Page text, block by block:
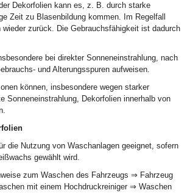
Dekorfolien kann es, z. B. durch starke
Zeit zu Blasenbildung kommen. Im Regelfall
wieder zurück. Die Gebrauchsfähigkeit ist dadurch
bei direkter Sonneneinstrahlung, nach
und Alterungsspuren aufweisen.
können, insbesondere wegen starker
Sonneneinstrahlung, Dekorfolien innerhalb von
die Nutzung von Waschanlagen geeignet, sofern
gewählt wird.
zum Waschen des Fahrzeugs ⇒ Fahrzeug
mit einem Hochdruckreiniger ⇒ Waschen